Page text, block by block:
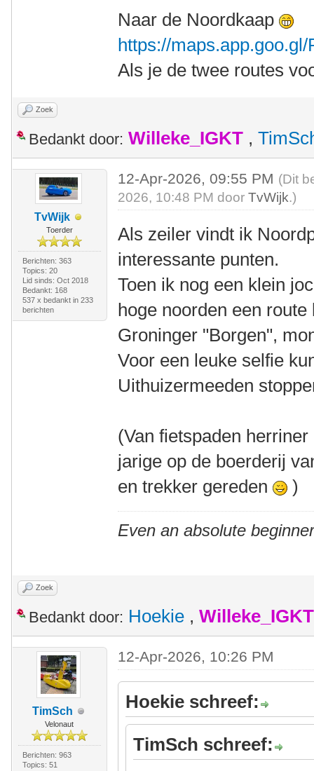
Naar de Noordkaap
https://
Als je de twee routes
Zoek
Bedankt door: Willeke_IGKT ,
TvWijk
Toerder
Berichten: 363
Topics: 20
Lid sinds: Oct 2018
Bedankt: 168
537 x bedankt in 233
berichten
12-Apr-2026, 09:55 PM (Dit
2026, 10:48 PM doorTvWijk.)
Als zeiler vindt ik
interessante punten.
Toen ik nog een klein
hoge noorden een
Groninger "Borgen",
Voor een leuke selfie
Uithuizermeeden
(Van fietspaden
jarige op de boerderij
en trekker gereden
)
Even an absolute
Zoek
Bedankt door: Hoekie , Willeke_IGKT
TimSch
Velonaut
Berichten: 963
Topics: 51
12-Apr-2026, 10:26 PM
Hoekie schreef:
TimSch schreef: